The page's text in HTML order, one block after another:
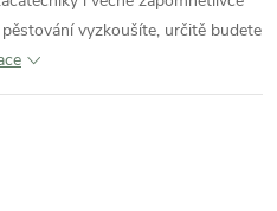
vyzkoušíte, určitě budete